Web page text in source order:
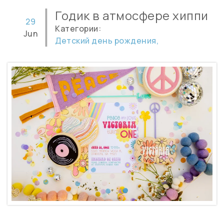
Годик в атмосфере хиппи
29
Jun
Категории:
Детский день рождения,